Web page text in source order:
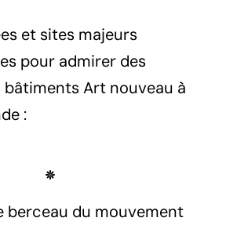
et sites majeurs
pour admirer des
Art nouveau à
:
berceau du mouvement